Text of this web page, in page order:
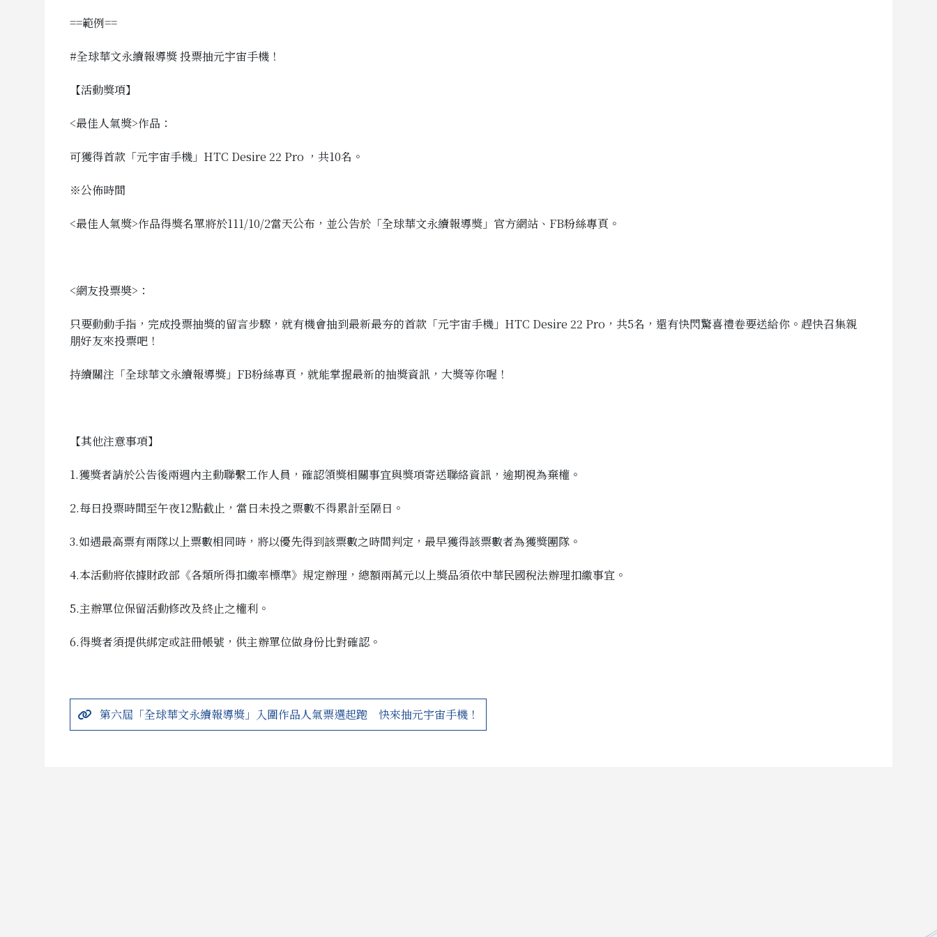
==範例==
#全球華文永續報導獎 投票抽元宇宙手機！
【活動獎項】
<最佳人氣獎>作品：
可獲得首款「元宇宙手機」HTC Desire 22 Pro ，共10名。
※公佈時間
<最佳人氣獎>作品得獎名單將於111/10/2當天公布，並公告於「全球華文永續報導獎」官方網站、FB粉絲專頁。
<網友投票奬>：
只要動動手指，完成投票抽獎的留言步驟，就有機會抽到最新最夯的首款「元宇宙手機」HTC Desire 22 Pro，共5名，還有快閃驚喜禮卷要送給你。趕快召集親
朋好友來投票吧！
持續關注「全球華文永續報導獎」FB粉絲專頁，就能掌握最新的抽獎資訊，大獎等你喔！
【其他注意事項】
1.獲獎者請於公告後兩週內主動聯繫工作人員，確認領獎相關事宜與獎項寄送聯絡資訊，逾期視為棄權。
2.每日投票時間至午夜12點截止，當日未投之票數不得累計至隔日。
3.如遇最高票有兩隊以上票數相同時，將以優先得到該票數之時間判定，最早獲得該票數者為獲獎團隊。
4.本活動將依據財政部《各類所得扣繳率標準》規定辦理，總額兩萬元以上獎品須依中華民國稅法辦理扣繳事宜。
5.主辦單位保留活動修改及終止之權利。
6.得獎者須提供綁定或註冊帳號，供主辦單位做身份比對確認。
第六屆「全球華文永續報導獎」入圍作品人氣票選起跑 快來抽元宇宙手機！